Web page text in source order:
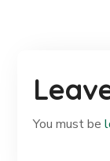
You must be